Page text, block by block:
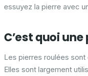
essuyez la pierre avec
C’est quoi
Les pierres roulées
Elles sont largement